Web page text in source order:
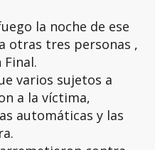
la noche de ese
otras tres personas ,
varios sujetos a
a la víctima,
automáticas y las